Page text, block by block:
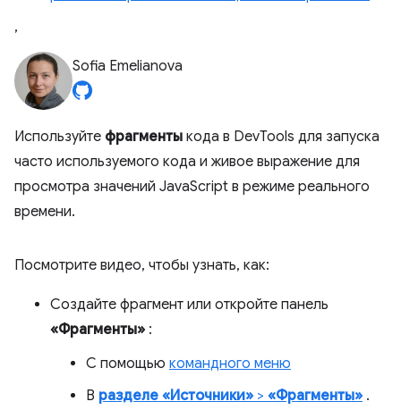
,
Sofia Emelianova
Используйте фрагменты кода в DevTools для запуска
часто используемого кода и живое выражение для
просмотра значений JavaScript в режиме реального
времени.
Посмотрите видео, чтобы узнать, как:
Создайте фрагмент или откройте панель
«Фрагменты» :
С помощью командного меню
В разделе «Источники» > «Фрагменты» .